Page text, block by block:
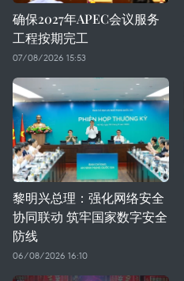
确保2027年APEC会议服务
工程按期完工
07/08/2026 15:53
黎明兴总理：强化网络安全
协同联动 筑牢国家数字安全
防线
06/08/2026 16:10